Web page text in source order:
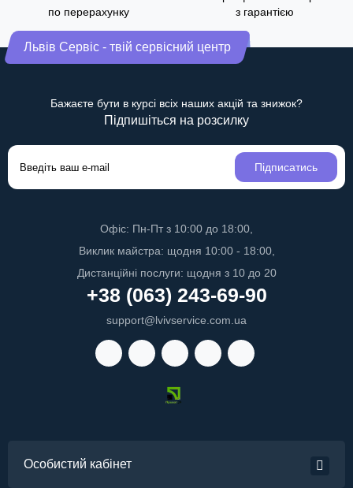
по перерахунку
з гарантією
Львів Сервіс - твій сервісний центр
Бажаєте бути в курсі всіх наших акцій та знижок?
Підпишіться на розсилку
Підписатись
Офіс: Пн-Пт з 10:00 до 18:00,
Виклик майстра: щодня 10:00 - 18:00,
Дистанційні послуги: щодня з 10 до 20
+38 (063) 243-69-90
support@lvivservice.com.ua
Особистий кабінет